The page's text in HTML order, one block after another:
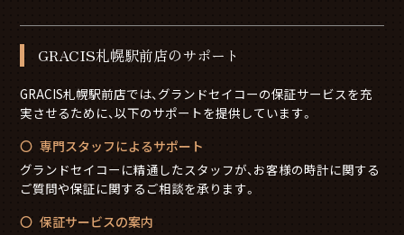
GRACIS札幌駅前店のサポート
GRACIS札幌駅前店では、グランドセイコーの保証サービスを充
実させるために、以下のサポートを提供しています。
専門スタッフによるサポート
グランドセイコーに精通したスタッフが、お客様の時計に関する
ご質問や保証に関するご相談を承ります。
保証サービスの案内